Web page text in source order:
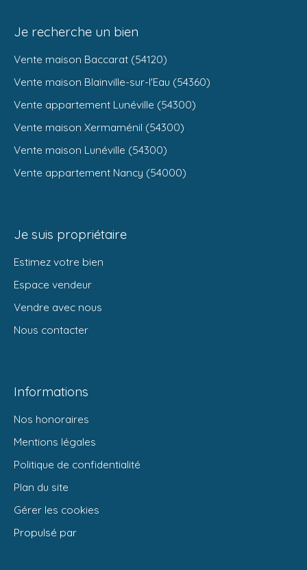
Je recherche un bien
Vente maison Baccarat (54120)
Vente maison Blainville-sur-l'Eau (54360)
Vente appartement Lunéville (54300)
Vente maison Xermaménil (54300)
Vente maison Lunéville (54300)
Vente appartement Nancy (54000)
Je suis propriétaire
Estimez votre bien
Espace vendeur
Vendre avec nous
Nous contacter
Informations
Nos honoraires
Mentions légales
Politique de confidentialité
Plan du site
Gérer les cookies
Propulsé par